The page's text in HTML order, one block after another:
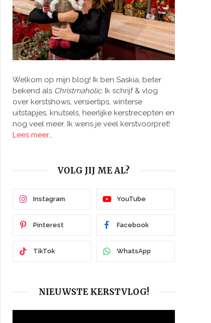
Welkom op mijn blog! Ik ben Saskia, beter
bekend als Christmaholic. Ik schrijf & vlog
over kerstshows, versiertips, winterse
uitstapjes, knutsels, heerlijke kerstrecepten en
nog veel meer. Ik wens je veel kerstvoorpret!
Lees meer…
VOLG JIJ ME AL?
Instagram YouTube
Pinterest Facebook
TikTok WhatsApp
NIEUWSTE KERSTVLOG!